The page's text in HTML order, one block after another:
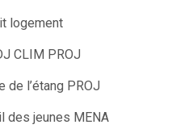
logement
CLIM PROJ
de l’étang PROJ
des jeunes MENA